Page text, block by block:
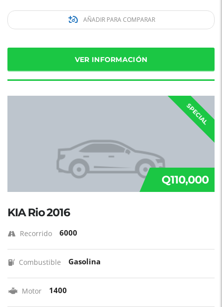
AÑADIR PARA COMPARAR
VER INFORMACIÓN
SPECIAL
Q110,000
KIA Rio 2016
Recorrido 6000
Combustible Gasolina
Motor 1400